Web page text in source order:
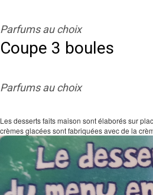
Parfums au choix
Coupe 3 boules
Parfums au choix
Les desserts faits maison sont élaborés sur
crèmes glacées sont fabriquées avec de la